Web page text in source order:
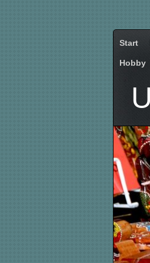
Start
Hobby